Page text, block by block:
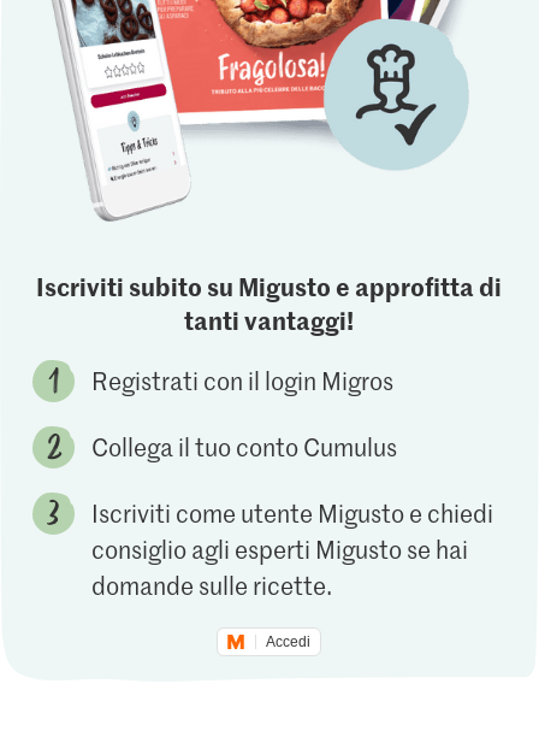
Iscriviti subito su Migusto e approfitta di
tanti vantaggi!
Registrati con il login Migros
Collega il tuo conto Cumulus
Iscriviti come utente Migusto e chiedi
consiglio agli esperti Migusto se hai
domande sulle ricette.
Accedi